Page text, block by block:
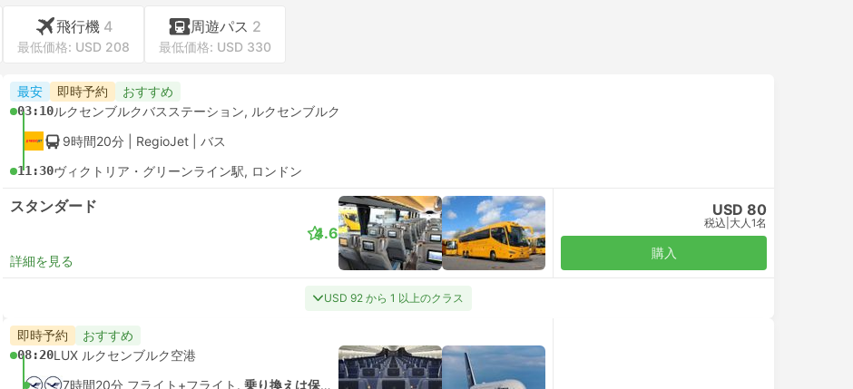
飛行機 4
最低価格: USD 208
周遊パス 2
最低価格: USD 330
最安 即時予約 おすすめ
03:10ルクセンブルクバスステーション, ルクセンブルク
9時間20分 | RegioJet バス
11:30ヴィクトリア・グリーンライン駅, ロンドン
スタンダード
詳細を見る
4.6
USD 80
税込 大人1名
購入
USD 92 から 1 以上のクラス
即時予約 おすすめ
08:20LUX ルクセンブルク空港
7時間20分 フライト+フライト. 乗り換えは保証されていません